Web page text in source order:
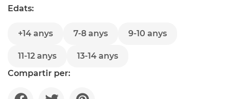
Edats:
+14 anys 7-8 anys 9-10 anys
11-12 anys
13-14 anys
Compartir per: